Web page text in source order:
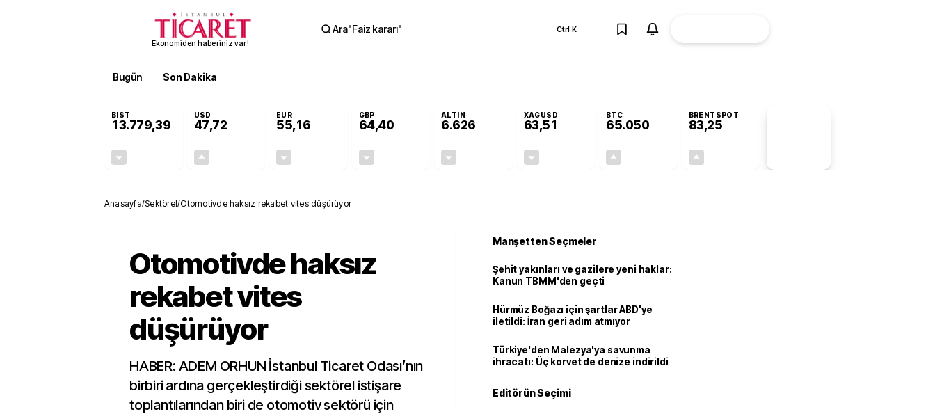
Ekonomiden haberiniz var!
Ara"Faiz kararı" Ctrl K
Bugün Son Dakika
BIST
13.779,39
USD
47,72
EUR
55,16
GBP
64,40
ALTIN
6.626
XAGUSD
63,51
BTC
65.050
BRENTSPOT
83,25
Anasayfa/Sektörel/Otomotivde haksız rekabet vites düşürüyor
Otomotivde haksız
rekabet vites
düşürüyor
HABER: ADEM ORHUN İstanbul Ticaret Odası’nın
birbiri ardına gerçekleştirdiği sektörel istişare
toplantılarından biri de otomotiv sektörü için
Manşetten Seçmeler
Şehit yakınları ve gazilere yeni haklar:
Kanun TBMM'den geçti
Hürmüz Boğazı için şartlar ABD'ye
iletildi: İran geri adım atmıyor
Türkiye'den Malezya'ya savunma
ihracatı: Üç korvet de denize indirildi
Editörün Seçimi